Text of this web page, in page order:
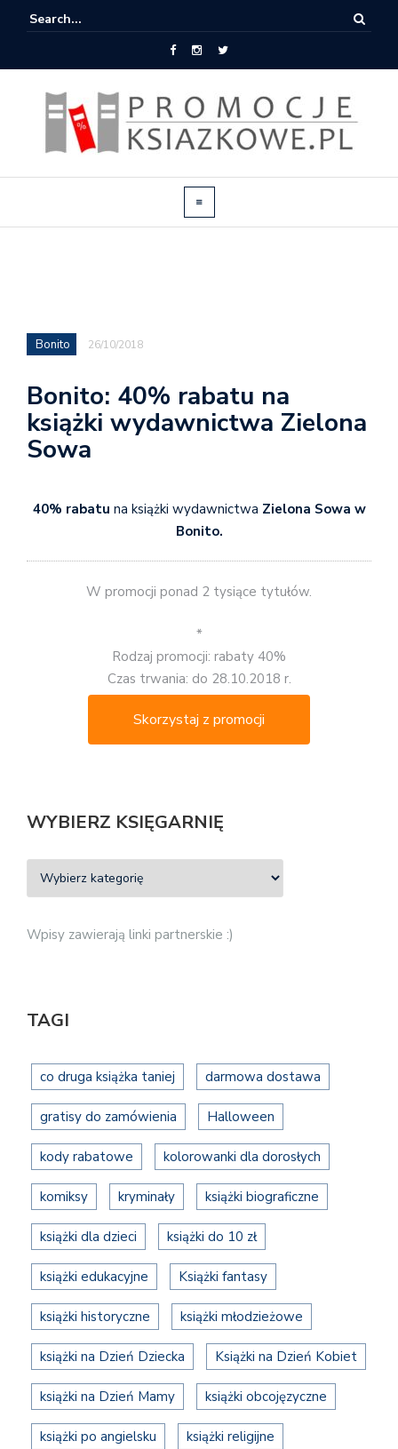
Bonito 26/10/2018
Bonito: 40% rabatu na
książki wydawnictwa Zielona
Sowa
40% rabatu na książki wydawnictwa Zielona Sowa w
Bonito.
W promocji ponad 2 tysiące tytułów.
*
Rodzaj promocji: rabaty 40%
Czas trwania: do 28.10.2018 r.
Skorzystaj z promocji
WYBIERZ KSIĘGARNIĘ
Wpisy zawierają linki partnerskie :)
TAGI
co druga książka taniej darmowa dostawa
gratisy do zamówienia Halloween
kody rabatowe kolorowanki dla dorosłych
komiksy kryminały książki biograficzne
książki dla dzieci książki do 10 zł
książki edukacyjne Książki fantasy
książki historyczne książki młodzieżowe
książki na Dzień Dziecka Książki na Dzień Kobiet
książki na Dzień Mamy książki obcojęzyczne
książki po angielsku książki religijne